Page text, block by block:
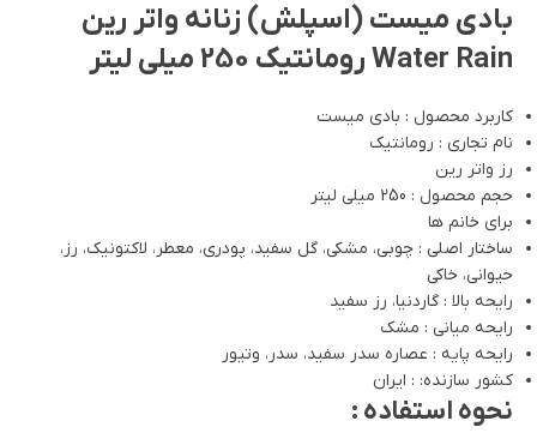
بادی میست (اسپلش) زنانه واتر رین
Water Rain رومانتیک 250 میلی لیتر
کاربرد محصول : بادی میست
نام تجاری : رومانتیک
رز واتر رین
حجم محصول : 250 میلی لیتر
برای خانم ها
ساختار اصلی : چوبی، مشکی، گل سفید، پودری، معطر، لاکتونیک، رز،
حیوانی، خاکی
رایحه بالا : گاردنیا، رز سفید
رایحه میانی : مشک
رایحه پایه : عصاره سدر سفید، سدر، وتیور
کشور سازنده: : ایران
نحوه استفاده :